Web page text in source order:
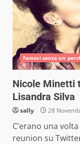
Famosi senza un
Nicole Minetti
Lisandra Silva
sally 28
C’erano una
reunion su